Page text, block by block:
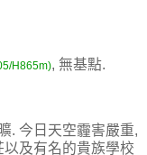
H865m), 無基點.
. 今日天空霾害嚴重,
及有名的貴族學校